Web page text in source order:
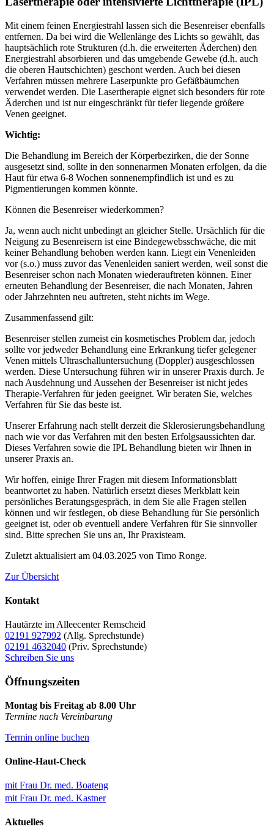
Mit einem feinen Energiestrahl lassen sich die Besenreiser ebenfalls
entfernen. Da bei wird die Wellenlänge des Lichts so gewählt, das
hauptsächlich rote Strukturen (d.h. die erweiterten Äderchen) den
Energiestrahl absorbieren und das umgebende Gewebe (d.h. auch
die oberen Hautschichten) geschont werden. Auch bei diesen
Verfahren müssen mehrere Laserpunkte pro Gefäßbäumchen
verwendet werden. Die Lasertherapie eignet sich besonders für rote
Äderchen und ist nur eingeschränkt für tiefer liegende größere
Venen geeignet.
Wichtig:
Die Behandlung im Bereich der Körperbezirken, die der Sonne
ausgesetzt sind, sollte in den sonnenarmen Monaten erfolgen, da die
Haut für etwa 6-8 Wochen sonnenempfindlich ist und es zu
Pigmentierungen kommen könnte.
Können die Besenreiser wiederkommen?
Ja, wenn auch nicht unbedingt an gleicher Stelle. Ursächlich für die
Neigung zu Besenreisern ist eine Bindegewebsschwäche, die mit
keiner Behandlung behoben werden kann. Liegt ein Venenleiden
vor (s.o.) muss zuvor das Venenleiden saniert werden, weil sonst die
Besenreiser schon nach Monaten wiederauftreten können. Einer
erneuten Behandlung der Besenreiser, die nach Monaten, Jahren
oder Jahrzehnten neu auftreten, steht nichts im Wege.
Zusammenfassend gilt:
Besenreiser stellen zumeist ein kosmetisches Problem dar, jedoch
sollte vor jedweder Behandlung eine Erkrankung tiefer gelegener
Venen mittels Ultraschalluntersuchung (Doppler) ausgeschlossen
werden. Diese Untersuchung führen wir in unserer Praxis durch. Je
nach Ausdehnung und Aussehen der Besenreiser ist nicht jedes
Therapie-Verfahren für jeden geeignet. Wir beraten Sie, welches
Verfahren für Sie das beste ist.
Unserer Erfahrung nach stellt derzeit die Sklerosierungsbehandlung
nach wie vor das Verfahren mit den besten Erfolgsaussichten dar.
Dieses Verfahren sowie die IPL Behandlung bieten wir Ihnen in
unserer Praxis an.
Wir hoffen, einige Ihrer Fragen mit diesem Informationsblatt
beantwortet zu haben. Natürlich ersetzt dieses Merkblatt kein
persönliches Beratungsgespräch, in dem Sie alle Fragen stellen
können und wir festlegen, ob diese Behandlung für Sie persönlich
geeignet ist, oder ob eventuell andere Verfahren für Sie sinnvoller
sind. Bitte sprechen Sie uns an, Ihr Praxisteam.
Zuletzt aktualisiert am 04.03.2025 von Timo Ronge.
Zur Übersicht
Kontakt
Hautärzte im Alleecenter Remscheid
02191 927992 (Allg. Sprechstunde)
02191 4632040 (Priv. Sprechstunde)
Schreiben Sie uns
Öffnungszeiten
Montag bis Freitag ab 8.00 Uhr
Termine nach Vereinbarung
Termin online buchen
Online-Haut-Check
mit Frau Dr. med. Boateng
mit Frau Dr. med. Kastner
Aktuelles